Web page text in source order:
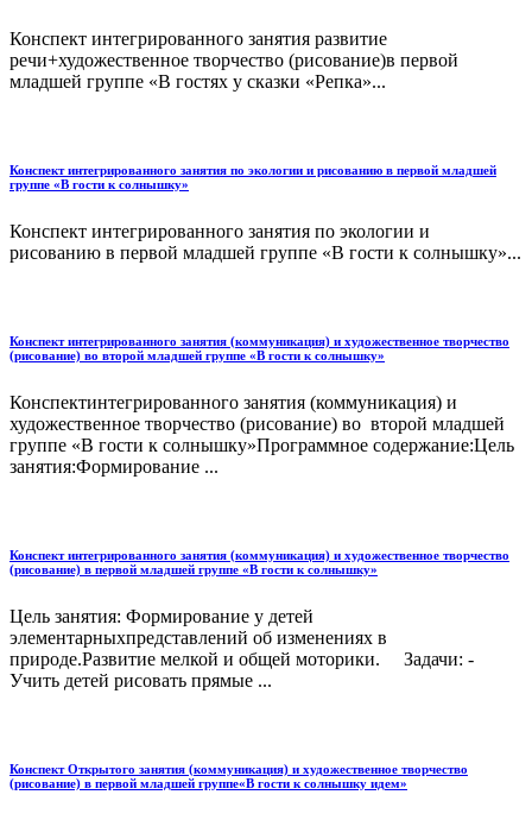
Конспект интегрированного занятия развитие
речи+художественное творчество (рисование)в первой
младшей группе «В гостях у сказки «Репка»...
Конспект интегрированного занятия по экологии и рисованию в первой младшей
группе «В гости к солнышку»
Конспект интегрированного занятия по экологии и
рисованию в первой младшей группе «В гости к солнышку»...
Конспект интегрированного занятия (коммуникация) и художественное творчество
(рисование) во второй младшей группе «В гости к солнышку»
Конспектинтегрированного занятия (коммуникация) и
художественное творчество (рисование) во второй младшей
группе «В гости к солнышку»Программное содержание:Цель
занятия:Формирование ...
Конспект интегрированного занятия (коммуникация) и художественное творчество
(рисование) в первой младшей группе «В гости к солнышку»
Цель занятия: Формирование у детей
элементарныхпредставлений об изменениях в
природе.Развитие мелкой и общей моторики. Задачи: -
Учить детей рисовать прямые ...
Конспект Открытого занятия (коммуникация) и художественное творчество
(рисование) в первой младшей группе«В гости к солнышку идем»